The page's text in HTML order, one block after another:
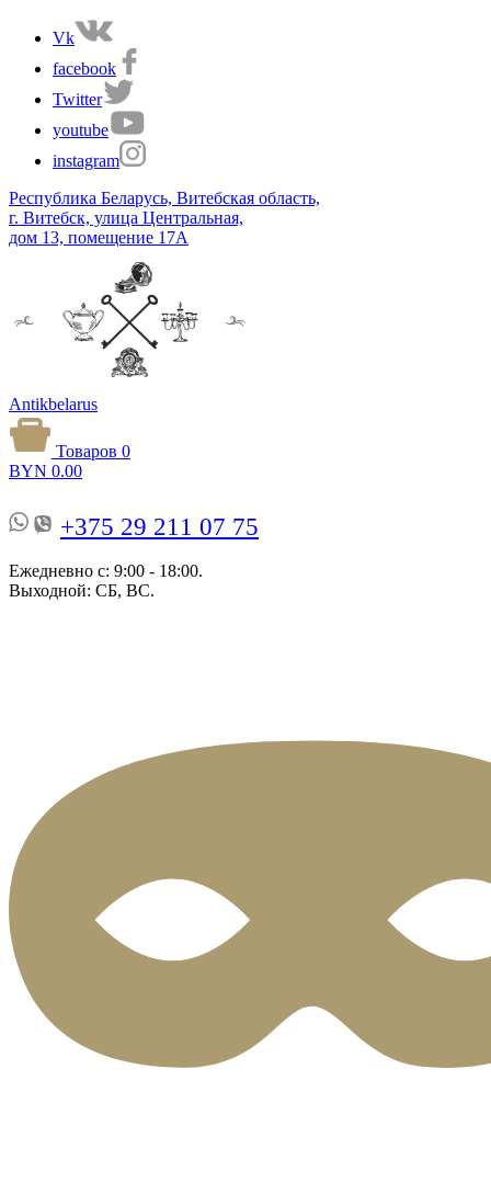
Vk
facebook
Twitter
youtube
instagram
Республика Беларусь, Витебская область,
г. Витебск, улица Центральная,
дом 13, помещение 17А
Antikbelarus
Товаров 0
BYN 0.00
+375 29 211 07 75
Ежедневно с: 9:00 - 18:00.
Выходной: СБ, ВС.